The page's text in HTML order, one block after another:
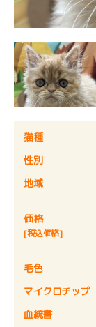
猫種
性別
地域
価格
[税込価格]
毛色
マイクロチップ
血統書